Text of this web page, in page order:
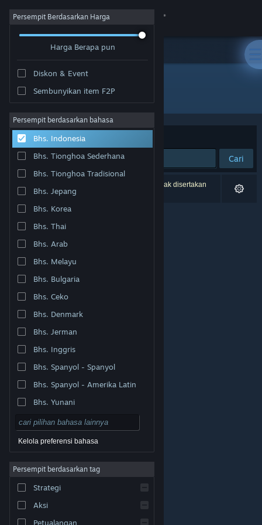
Login
Tentang
Bantuan
Ubah bahasa
Dapatkan Aplikasi Seluler Steam
Lihat situs web desktop
Undang. Semua merek dagang merupakan hak pemilik
Legal| Aksesibilitas
Pengembalian Dana
Persempit Berdasarkan Harga
Harga Berapa pun
Diskon & Event
Sembunyikan item F2P
Persempit berdasarkan bahasa
Bhs. Indonesia
Bhs. Tionghoa Sederhana
Bhs. Tionghoa Tradisional
Bhs. Jepang
Bhs. Korea
Bhs. Thai
Bhs. Arab
Bhs. Melayu
Bhs. Bulgaria
Bhs. Ceko
Bhs. Denmark
Bhs. Jerman
Bhs. Inggris
Bhs. Spanyol - Spanyol
Bhs. Spanyol - Amerika Latin
Bhs. Yunani
Kelola preferensi bahasa
Persempit berdasarkan tag
Strategi
Aksi
Petualangan
Pengembang: NIRVANA
Berdasarkan Relevansi
Cari
0 hasil cocok dengan pencarianmu. 1 produk tidak disertakan
berdasarkan preferensimu.